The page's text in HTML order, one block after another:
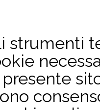
strumenti